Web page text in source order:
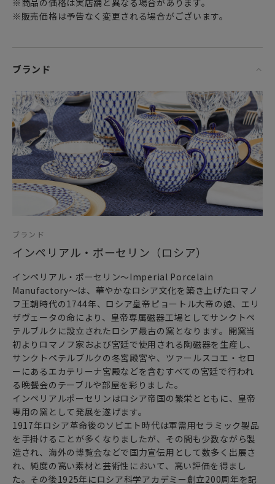
ソ連時代には磁器の絵付けや造形において
たいへん才能のある芸術家たちも多く現れました。
きません。
ヤツケヴィッチがペインターとしての能力が高く評価されて
いたことは
ナチス・ドイツとの戦いに勝利した記念に制作された花入れ
の
装飾を任されていることからもよくわかります。
一方、1920年代半ばからペインターとしてのキャリアを開始
したヴォロビエフスキーが
早くから取り組み、最も得意としたモチーフは
ロシアの民俗を主題としたもの。
それを大胆に再構築して詩的で幻想的な作風を確立し
それが現在においても高く評価されています。
～ 華麗なる暮らし ロシアでのお茶の愉しみ方 ～
ロシアでのティータイムは
ロシアンティーと呼ばれる独特な紅茶の飲み方でゆったりと
愉しみます。
ストレートの紅茶であるがゆえにその繊細な色や香りを愉し
めるように
ポットやカップの形状が工夫されています。
また、英国風のティータイムに欠かせない
ティーカップ＆ソーサー＆ケーキ皿のトリオに加えて
ロシアンティーには日本の豆皿に似たジャム皿が加わります。
ジャムやハチミツをお茶うけとして食べながら
ストレートの紅茶をいただきます。
※商品の価格は実店舗と異なる場合があります。
※販売価格は予告なく変更される場合がございます。
ブランド
ブランド
インペリアル・ポーセリン（ロシア）
インペリアル・ポーセリン～Imperial Porcelain
Manufactory～は、華やかなロシア文化を築き上げたロマノ
フ王朝時代の1744年、ロシア皇帝ピョートル大帝の娘、エリ
ザヴェータの命により、皇帝専属磁器工場としてサンクトペ
テルブルクに設立されたロシア最古の窯となります。開窯当
初よりロマノフ家および宮廷で使用される陶磁器を生産し、
サンクトペテルブルクの冬宮殿宮や、ツァールスコエ・セロ
ーにあるエカテリーナ宮殿などを含むすべての宮廷で行われ
る晩餐会のテーブルや部屋を彩りました。
インペリアルポーセリンはロシア帝国の繁栄とともに、皇帝
専用の窯として発展を遂げます。
1917年ロシア革命後のソビエト時代は軍需用セラミック製品
を手掛けることが多くなりましたが、その間も少数ながら製
造され、海外の博覧会などで国力宣伝用として数多く出展さ
れ、純度の高い素材と芸術性において、高い評価を得まし
た。その後1925年にロシア科学アカデミー創立200周年を記